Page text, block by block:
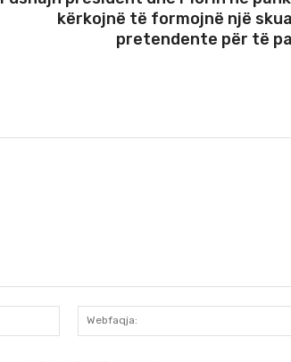
kërkojnë të formojnë një
pretendente për të
Email:*